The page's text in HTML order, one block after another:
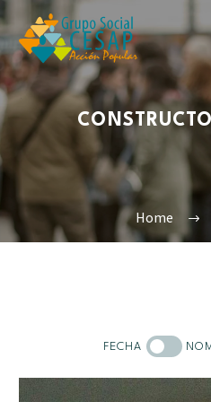
Home
FECHA